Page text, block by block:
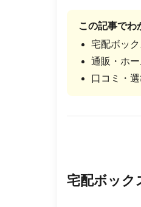
この記事でわ
宅配ボッ
通販・ホ
口コミ・
宅配ボック